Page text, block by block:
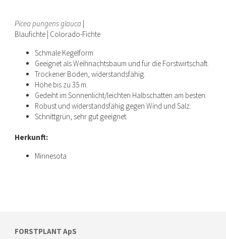
Picea pungens glauca |
Blaufichte | Colorado-Fichte
Schmale Kegelform
Geeignet als Weihnachtsbaum und für die Forstwirtschaft.
Trockener Boden, widerstandsfähig.
Höhe bis zu 35 m.
Gedeiht im Sonnenlicht/leichten Halbschatten am besten.
Robust und widerstandsfähig gegen Wind und Salz.
Schnittgrün, sehr gut geeignet.
Herkunft:
Minnesota
FORSTPLANT ApS